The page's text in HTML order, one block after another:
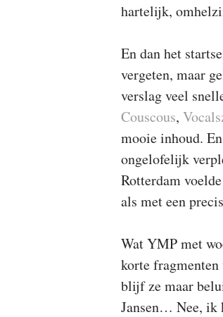
hartelijk,
En dan het
vergeten, maar
verslag veel
Couscous,
mooie inhoud.
ongelofelijk
Rotterdam
als met een
Wat YMP met
korte
blijf ze maar
Jansen… Nee, ik